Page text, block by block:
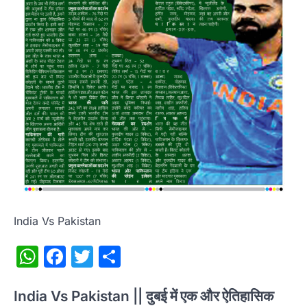
India Vs Pakistan
WhatsApp
Facebook
Twitter
India Vs Pakistan ||दुबई में एक और ऐतिहासिक